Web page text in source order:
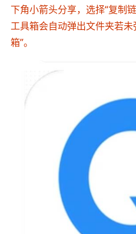
下角小箭头分享，选择“复制
工具箱会自动弹出文件夹若
箱”。